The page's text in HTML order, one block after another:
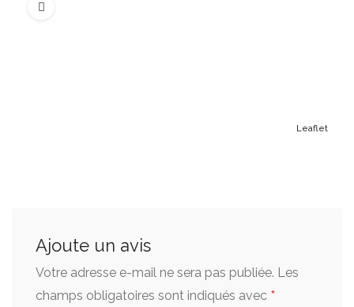
Leaflet
Ajoute un avis
Votre adresse e-mail ne sera pas publiée. Les
champs obligatoires sont indiqués avec *